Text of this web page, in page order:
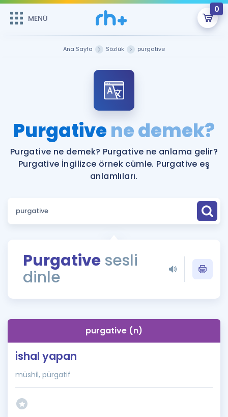
MENÜ
0
ÜYE DEĞİLİM
Sepetin Şu An Boş.
Remzi Hoca ile seni sınava hazırlayacak onlarca eğitim seni
bekliyor!
MENÜ
Katılımcı Görüşleri
Faydalı Araçlar
Sözlük
Rehberlik Aracı
ÖSYM Sınav Takvimi
İngilizce Gramer
Hakkımızda
Ana Sayfa Sözlük purgative
Purgativene demek?
Purgative ne demek? Purgative ne anlama gelir?
Purgative İngilizce örnek cümle. Purgative eş
anlamlıları.
Purgative sesli
dinle
purgative (n)
ishal yapan
müshil, pürgatif